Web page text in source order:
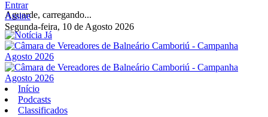
Aguarde, carregando...
Entrar
Assine
Segunda-feira, 10 de Agosto 2026
Início
Podcasts
Classificados